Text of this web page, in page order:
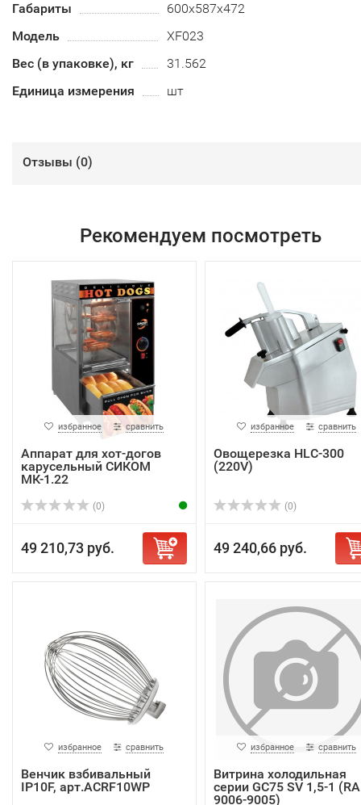
Габариты
600х587х472
Модель
XF023
Вес (в упаковке), кг
31.562
Единица измерения
шт
Отзывы (0)
Рекомендуем посмотреть
избранное сравнить
Аппарат для хот-догов
карусельный СИКОМ
МК-1.22
(0)
49 210,73 руб.
избранное сравнить
Овощерезка HLC-300
(220V)
(0)
49 240,66 руб.
избранное сравнить
Венчик взбивальный
IP10F, арт.ACRF10WP
избранное сравнить
Витрина холодильная
серии GC75 SV 1,5-1
9006-9005)